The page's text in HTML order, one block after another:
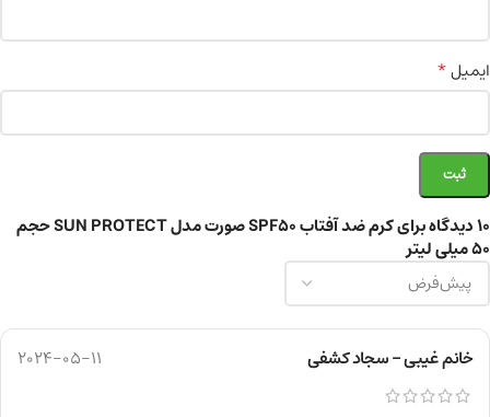
10 دیدگاه برای کرم ضد آفتاب SPF50 صورت مدل SUN PROTECT حجم
50 میلی لیتر
خانم غیبی – سجاد کشفی 2024-05-11
ایمیل*